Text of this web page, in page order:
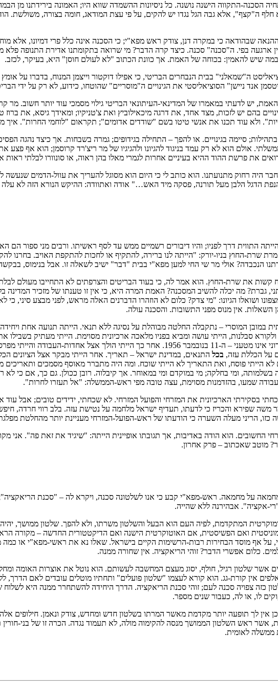
הסכנה-התקווה הישנה נושנה. כל ניסיונות ההשמדה שווא היו; האמונה בירידתנו מן
חלף ה"קצף", אלא גבה הגל נגדו יש להקים, על פי עצת המודאג, חומה בצורה, משולשת.
שבהודאה כי במקרה דנן, צודק ראש מפא"י; כי הסכנה אינה כלל פרי דמיונו, אלא
אין ארגעה בפי. ה"סכנה" סכנה. כיצד קרה הדבר? מי שרואה בתקומתנו אדירת התנופה
שיש להאמין: בכוחה של האמת. אך כוונת הכתוב "לא לעולם חוסן" היא, בעיקר, לכזב.
ה"שמאלני" בבית הנבחרים הבריטי, כי אפילו דוקטור וייצמן המנוח, בדברו על
אנד ניישן" הסוציאליסטי את הגינויים ה"מוסריים" שהוטחו, כידוע, לא רק על ידי
האמת, יש לדעתי במאמרו של המדינאי-העיתונאי הבריטי גילוי מסמכי עוד יותר חשוב.
בהם יש לזכות, מצד אחד, את דרגה מיכאילוביץ ואת צ'טניקיו; ומאידך גיסא, את ברוז
ולא עוד תכנו את אנשי טיטו בשם "שודדים אדומים"; תקראום "לוחמי החרות". איך
סיימה בגינויים. או להפך – התחילה בגידופים; גמרה בשבחות. אך כיצד נהגה
אולם הוא לא רק עמד בניגוד להגיונו ולהגיגיו של מר ריצ'רד קרוסמן; הוא אף
את פרשת ההוד ההיא בעיניים אחרות לגמרי מאלו בהן ראוה, או סונוורו לבלתי ראות
היה רחוק מתנועתנו. הוא כותב לי כי היום הוא מסוגל להעריך את עוול-הדמים
הדגל הלבן מעל תורנה, פסקה מיד האש…" אודה ואתוודה: ההיקש הנורא הזה לא
התווית דרך לפניו; והיו דיבורים רשמיים ממש עד לסף ראשיתו. ורבים מני ספור הם
שרת-החוץ בניו-יורק: "הייתה לנו ברירה, להתקיף או לחכות להתקפת האויב. בחרנו
הנכבדה? אולי מר שי החי למען מפא"י בבית "דבר" ישיב לשאלה זו. אבל בנימוס,
קשות את שרת-החוץ. הוא אמר לה, כי בעוד הבריטים והצרפתים לא התחייבו מעולם
גברת? מה יכלה להשיב המסכנה? האמת המרה היא, כי אין זו טענתו של מזכיר
ושואלו הגיונו: "מי צדק? כלום לא הוזהרו הדברנים האלה מראש, לפני מבצע סיני,
השאלות. אין מנוס מפני התשובות. והסכנה עולה.
במובן המוסרי – נתקבלה החלטה מבוהלת על נסיגה ללא תנאי. הייתה תנועה אחת
סבלנות, הייתי עושה ומביא בפניו מלאכה ארכיונית מסוימת. הייתי מעתיק
בפזיזות"; והייתי מוסיף את תאריך פרסומו, הוא – אם זכרוני אינו מטעני – ה-11
על הכללת עזה, בכל התנאים, במדינת ישראל – תאריך. אחר הייתי מבקר אצל הציונים
הייתי פוסח, ואת התאריך לא הייתי שוכח. ומה היה מתברר מאוסף מסמכים ותאריכים
ומי בחלקה; מי במוקדם ומי במאוחר. אך קיבלוה. רובן ככולן. גם כך, אם כי
שמעו, בהזדמנות מסוימת, עצה טובה מפי ראש-הממשלה: "אל תעזרו לחרות".
בסקירתי הארכיונית את המזרחי והפועל המזרחי. לא שכחתי, ידידים טובים; אבל
משה שפירא והכריז כי לדעתו, תעדיף ישראל מלחמה על נטישת עזה. בלב רווי חרדה,
כזו, הריני מעלה השערה כי הודעתו של ראש-הפועל-המזרחי מעניינת יותר מהחלטת
החשובים. הוא הודה באדיבות, אך תגובתו אופיינית הייתה: "שיגיד את זאת פה". אני
מוטב שאכתוב – פרק אחרון.
על מחמאה. ראש-מפא"י קבע כי אנו לשלטונה סכנה, ויקרא לה – "סכנת
אקציה". אבהירנה ללא שהייה.
המתקדמת, לפיה העם הוא הבעל והשלטון משרתו, ולא להפך. שלטון ממושך,
ואם הפשיסטית, אם האוטוקרטית הישנה ואם הדיקטטורית החדשה – מקורה
על אף מוסד הבחירות רבות-הרשימות הקיים בישראל. שאלו נא את ראשי-מפא"י או
כלום אפשרי הדבר? זוהי הריאקציה. אין שחורה ממנה.
אשר שלטון רגיל, חולף, יסוג מעצם המחשבה לעשותם. הוא נוטל את אוצרות האומה
אין קורת-גג. הוא קורא לעצמו "שלטון פועלים" ותחתיו מוטלים עובדים לאם
כזה צפויה סכנה לעם; זוהי סכנת הריאקציה. הדרך היחידה להשתחרר ממנה היא
לו, או לה, כעבור שנים מספר.
כן אין לך תופעה יותר מקדמת מאשר המרתו בשלטון חדש ומחדש, צודק ונאמן. חילופים
ראש השלטון הממושך מנסה להקימוה מולה, לא תעמוד נגדה. הכרה זו של בני-חורין
ממשלה לאומית.